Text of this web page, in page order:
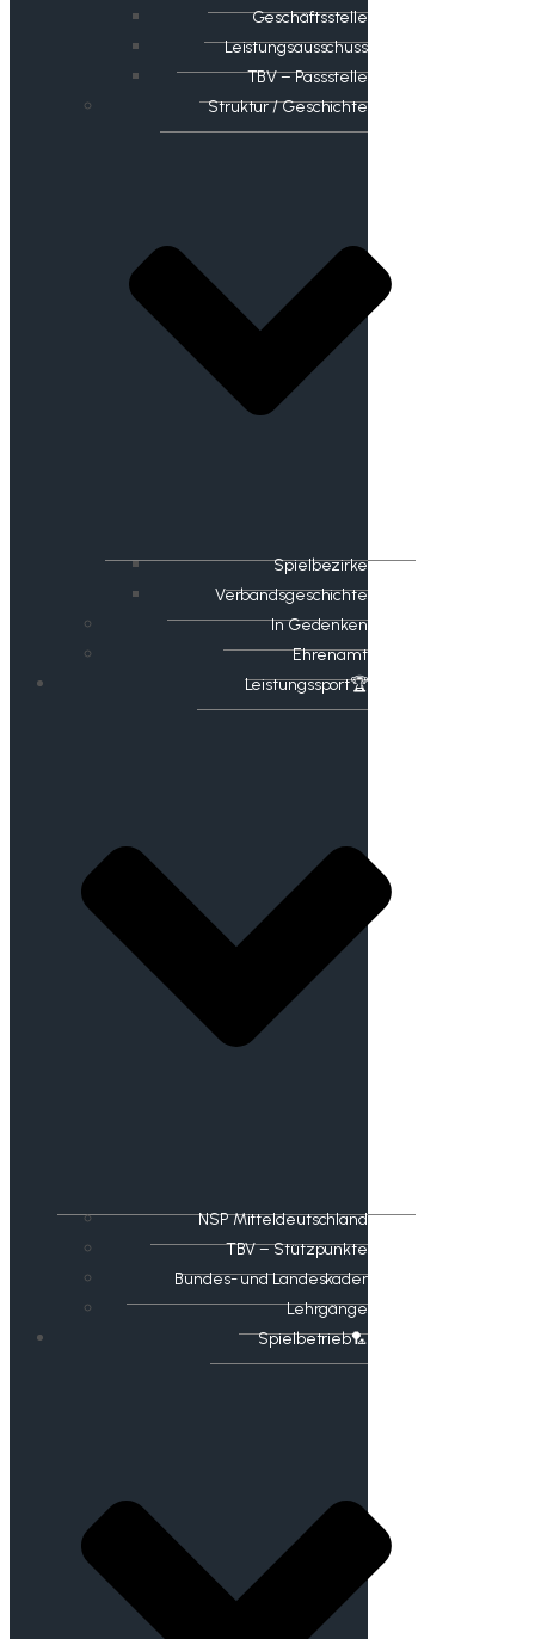
Geschäftsstelle
Leistungsausschuss
TBV – Passstelle
Struktur / Geschichte
Spielbezirke
Verbandsgeschichte
In Gedenken
Ehrenamt
​Leistungssport🏆
NSP Mitteldeutschland
TBV – Stützpunkte
Bundes- und Landeskader
Lehrgänge
Spielbetrieb🏸